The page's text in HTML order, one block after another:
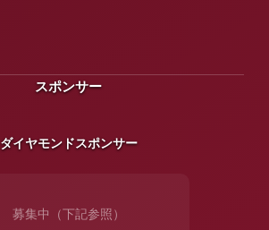
スポンサー
ダイヤモンドスポンサー
募集中（下記参照）